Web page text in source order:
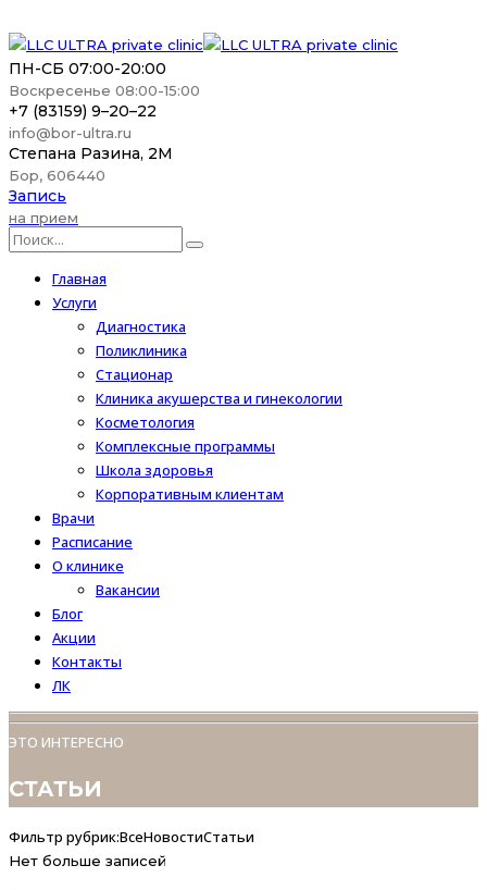
ПН-СБ 07:00-20:00
Воскресенье 08:00-15:00
+7 (83159) 9–20–22
info@bor-ultra.ru
Степана Разина, 2М
Бор, 606440
Запись
на прием
Главная
Услуги
Диагностика
Поликлиника
Стационар
Клиника акушерства и гинекологии
Косметология
Комплексные программы
Школа здоровья
Корпоративным клиентам
Врачи
Расписание
О клинике
Вакансии
Блог
Акции
Контакты
ЛК
ЭТО ИНТЕРЕСНО
СТАТЬИ
Фильтр рубрик:ВсеНовостиСтатьи
Нет больше записей